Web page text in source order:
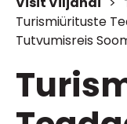
Turismiürituste
Tutvumisreis